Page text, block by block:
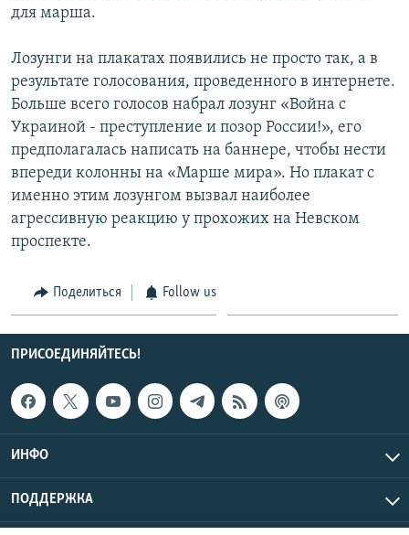
для марша.
Лозунги на плакатах появились не просто так, а в
результате голосования, проведенного в интернете.
Больше всего голосов набрал лозунг «Война с
Украиной - преступление и позор России!», его
предполагалась написать на баннере, чтобы нести
впереди колонны на «Марше мира». Но плакат с
именно этим лозунгом вызвал наиболее
агрессивную реакцию у прохожих на Невском
проспекте.
Поделиться Follow us
ПРИСОЕДИНЯЙТЕСЬ!
ИНФО
ПОДДЕРЖКА